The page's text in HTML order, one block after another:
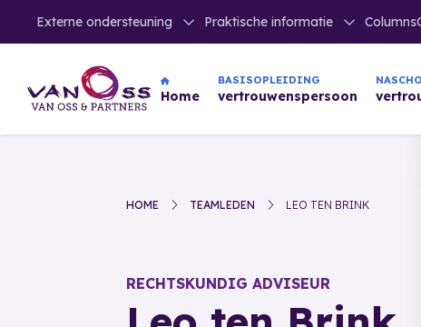
Home
BASISOPLEIDING
vertrouwenspersoon
Externe ondersteuning Praktische informatie Columns
HOME TEAMLEDEN LEO TEN BRINK
RECHTSKUNDIG ADVISEUR